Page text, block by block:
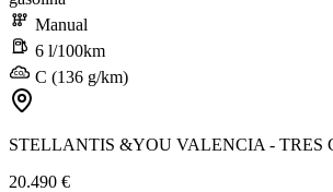
Manual
6 l/100km
C (136 g/km)
STELLANTIS &YOU VALENCIA - TRES
20.490 €